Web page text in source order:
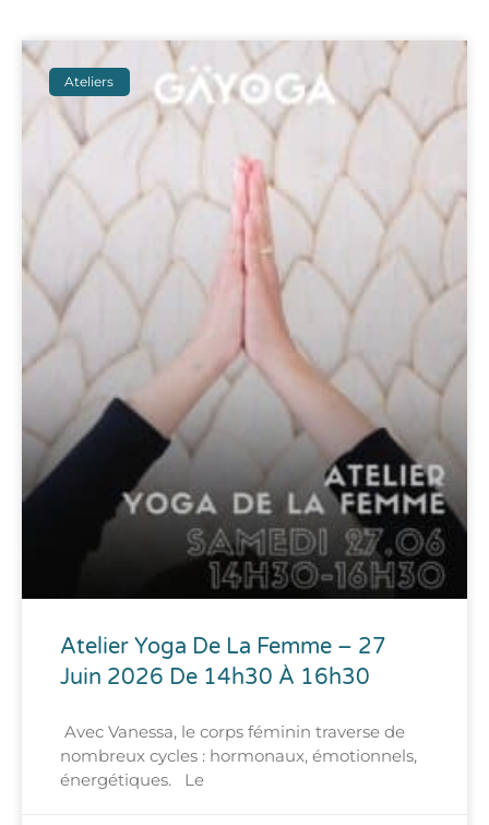
Ateliers
Atelier Yoga De La Femme – 27
Juin 2026 De 14h30 À 16h30
Avec Vanessa, le corps féminin traverse de
nombreux cycles : hormonaux, émotionnels,
énergétiques. Le